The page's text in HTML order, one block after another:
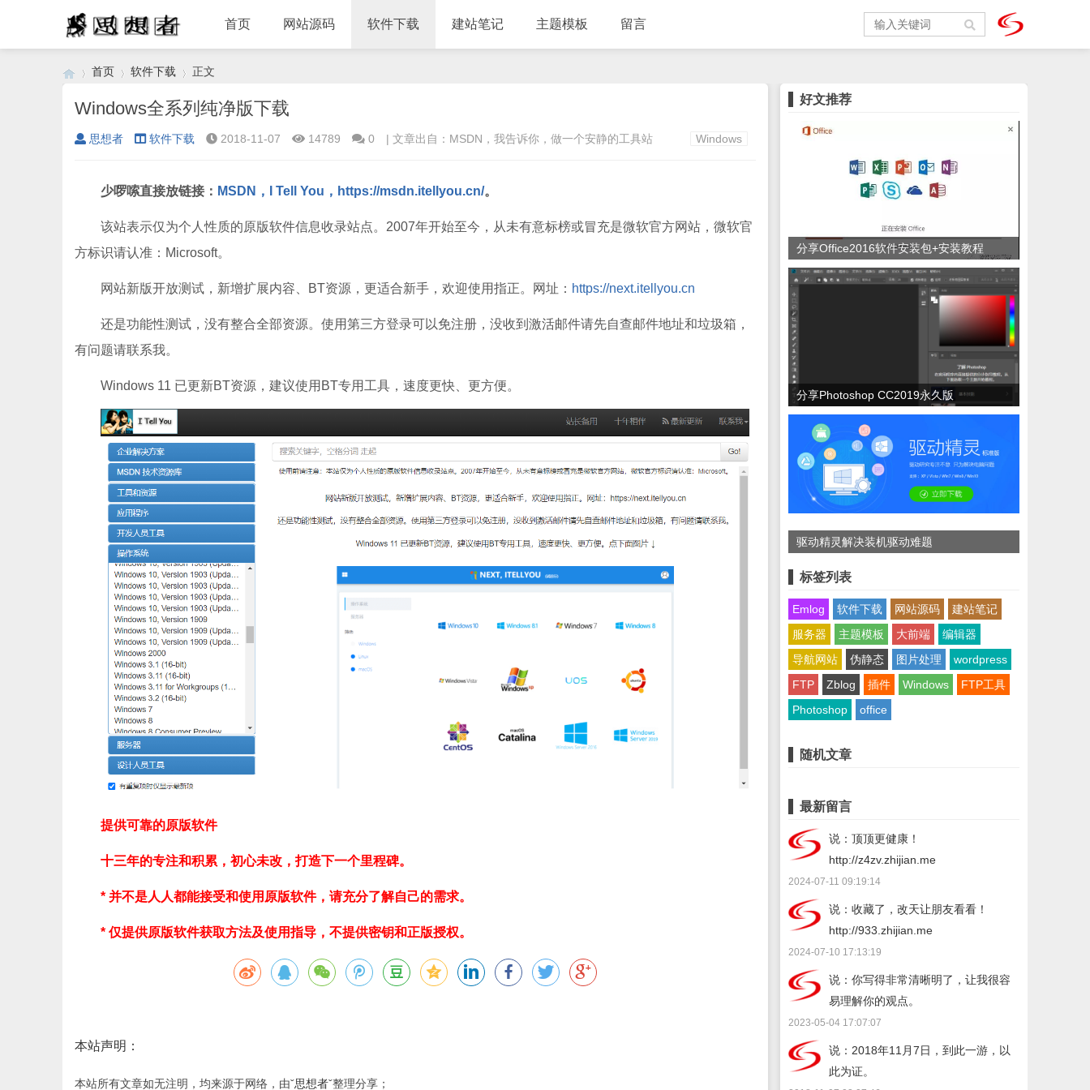
首页 网站源码 软件下载 建站笔记 主题模板 留言
›
首页
›
软件下载
›
正文
Windows全系列纯净版下载
思想者 软件下载 2018-11-07 14789 0 | 文章出自：MSDN，我告诉你，做一个安静的工具站 Windows
少啰嗦直接放链接： MSDN，I Tell You，https://msdn.itellyou.cn/。
该站表示仅为个人性质的原版软件信息收录站点。2007年开始至今，从未有意标榜或冒充是微软官方网站，微软官
方标识请认准：Microsoft。
网站新版开放测试，新增扩展内容、BT资源，更适合新手，欢迎使用指正。网址： https://next.itellyou.cn
还是功能性测试，没有整合全部资源。使用第三方登录可以免注册，没收到激活邮件请先自查邮件地址和垃圾箱，
有问题请联系我。
Windows 11 已更新BT资源，建议使用BT专用工具，速度更快、更方便。
提供可靠的原版软件
十三年的专注和积累，初心未改，打造下一个里程碑。
* 并不是人人都能接受和使用原版软件，请充分了解自己的需求。
* 仅提供原版软件获取方法及使用指导，不提供密钥和正版授权。
本站声明：
本站所有文章如无注明，均来源于网络，由ˇ思想者ˇ整理分享；
好文推荐
分享Office2016软件安装包+安装教程
分享Photoshop CC2019永久版
驱动精灵解决装机驱动难题
标签列表
Emlog 软件下载 网站源码
建站笔记
服务器
主题模板 大前端
编辑器
导航网站
伪静态 图片处理
wordpress
FTP
Zblog 插件 Windows
FTP工具
Photoshop
office
随机文章
最新留言
说：顶顶更健康！
http://z4zv.zhijian.me
2024-07-11 09:19:14
说：收藏了，改天让朋友看看！
http://933.zhijian.me
2024-07-10 17:13:19
说：你写得非常清晰明了，让我很容
易理解你的观点。
2023-05-04 17:07:07
说：2018年11月7日，到此一游，以
此为证。